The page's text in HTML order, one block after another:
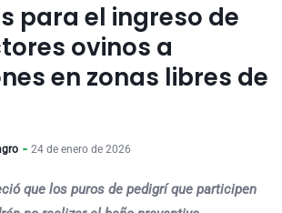
para el ingreso de
ovinos a
en zonas libres de
24 de enero de 2026
que los puros de pedigrí que participen